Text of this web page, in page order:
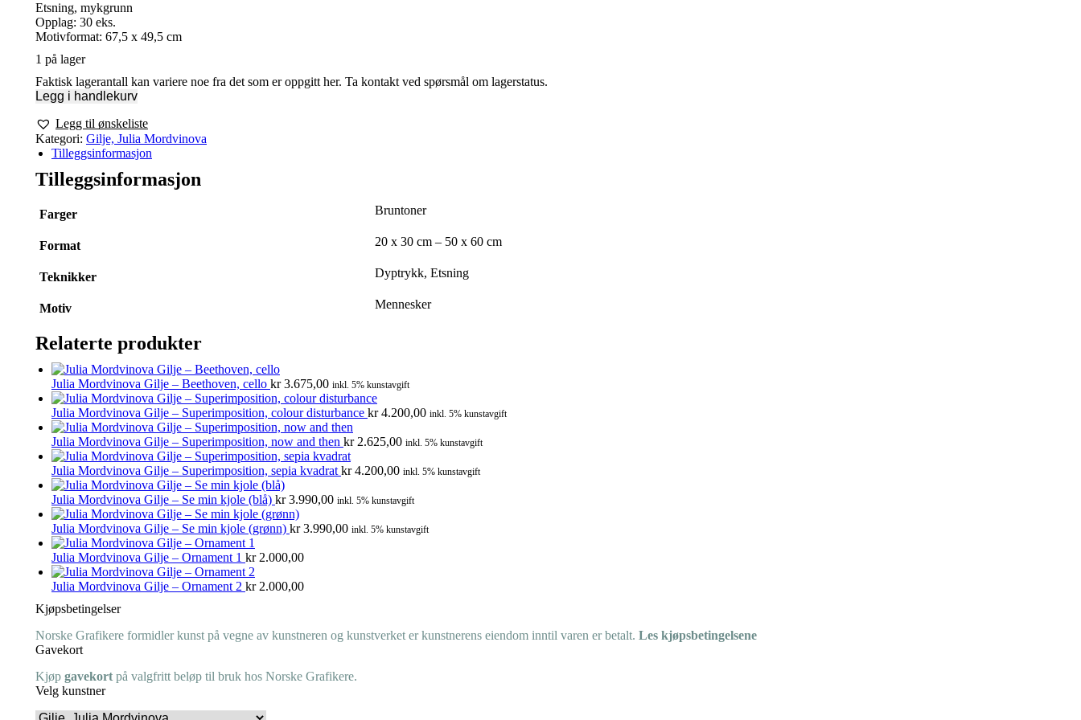
Etsning, mykgrunn
Opplag: 30 eks.
Motivformat: 67,5 x 49,5 cm
1 på lager
Faktisk lagerantall kan variere noe fra det som er oppgitt her. Ta kontakt ved spørsmål om lagerstatus.
Legg i handlekurv
Legg til ønskeliste
Kategori: Gilje, Julia Mordvinova
Tilleggsinformasjon
Tilleggsinformasjon
Farger Bruntoner
Format 20 x 30 cm – 50 x 60 cm
Teknikker Dyptrykk, Etsning
Motiv Mennesker
Relaterte produkter
Julia Mordvinova Gilje – Beethoven, cello kr3.675,00 inkl. 5% kunstavgift
Julia Mordvinova Gilje – Superimposition, colour disturbance kr4.200,00 inkl. 5% kunstavgift
Julia Mordvinova Gilje – Superimposition, now and then kr2.625,00 inkl. 5% kunstavgift
Julia Mordvinova Gilje – Superimposition, sepia kvadrat kr4.200,00 inkl. 5% kunstavgift
Julia Mordvinova Gilje – Se min kjole (blå) kr3.990,00 inkl. 5% kunstavgift
Julia Mordvinova Gilje – Se min kjole (grønn) kr3.990,00 inkl. 5% kunstavgift
Julia Mordvinova Gilje – Ornament 1 kr2.000,00
Julia Mordvinova Gilje – Ornament 2 kr2.000,00
Kjøpsbetingelser
Norske Grafikere formidler kunst på vegne av kunstneren og kunstverket er kunstnerens eiendom inntil varen er betalt. Les kjøpsbetingelsene
Gavekort
Kjøp gavekort på valgfritt beløp til bruk hos Norske Grafikere.
Velg kunstner